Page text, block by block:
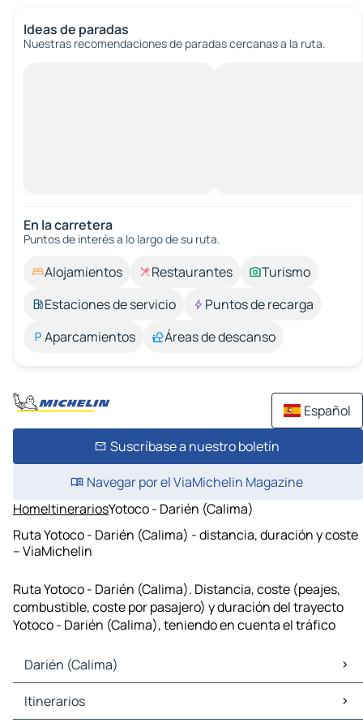
Ideas de paradas
Nuestras recomendaciones de paradas cercanas a la ruta.
En la carretera
Puntos de interés a lo largo de su ruta.
Alojamientos Restaurantes
Turismo
Estaciones de servicio
Puntos de recarga
Aparcamientos
Áreas de descanso
Español
Suscríbase a nuestro boletín
Navegar por el ViaMichelin Magazine
HomeItinerariosYotoco - Darién (Calima)
Ruta Yotoco - Darién (Calima) - distancia, duración y coste
– ViaMichelin
Ruta Yotoco - Darién (Calima). Distancia, coste (peajes,
combustible, coste por pasajero) y duración del trayecto
Yotoco - Darién (Calima), teniendo en cuenta el tráfico
Darién (Calima)
Darién (Calima) Mapas Planos
Darién (Calima) Trafico
Itinerarios